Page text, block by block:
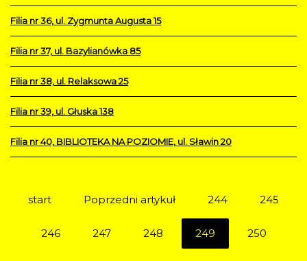
Filia nr 36, ul. Zygmunta Augusta 15
Filia nr 37, ul. Bazylianówka 85
Filia nr 38, ul. Relaksowa 25
Filia nr 39, ul. Głuska 138
Filia nr 40, BIBLIOTEKA NA POZIOMIE, ul. Sławin 20
start Poprzedni artykuł 244 245
246 247 248 249 250